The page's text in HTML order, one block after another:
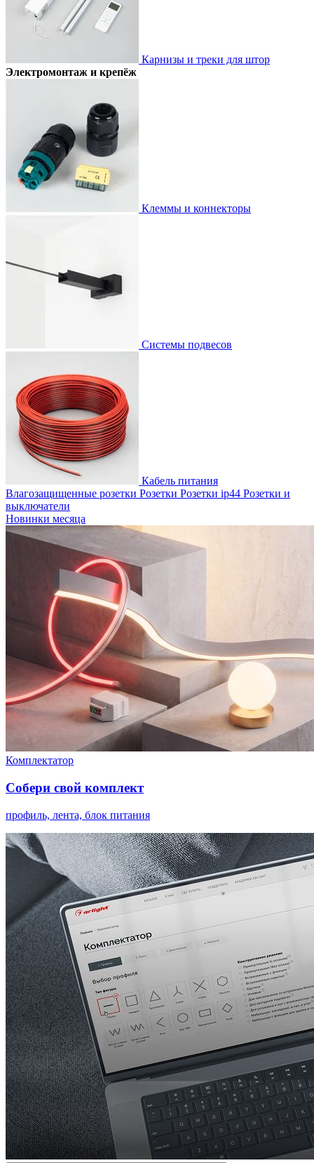
Карнизы и треки для штор
Электромонтаж и крепёж
Клеммы и коннекторы
Системы подвесов
Кабель питания
Влагозащищенные розетки Розетки Розетки ip44 Розетки и
выключатели
Новинки месяца
Комплектатор
Собери свой комплект
профиль, лента, блок питания